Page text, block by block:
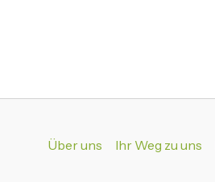
Über uns Ihr Weg zu uns